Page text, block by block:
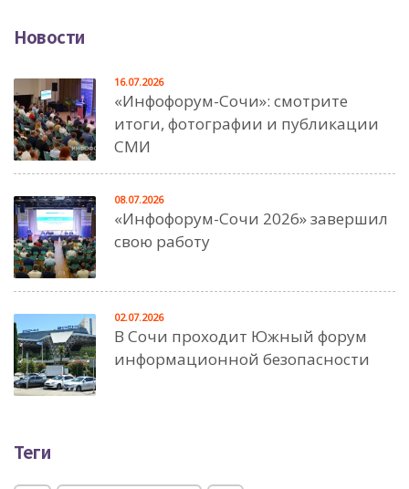
Новости
«Инфофорум-Сочи»: смотрите
итоги, фотографии и публикации
СМИ
16.07.2026
«Инфофорум-Сочи 2026» завершил
свою работу
08.07.2026
В Сочи проходит Южный форум
информационной безопасности
02.07.2026
Теги